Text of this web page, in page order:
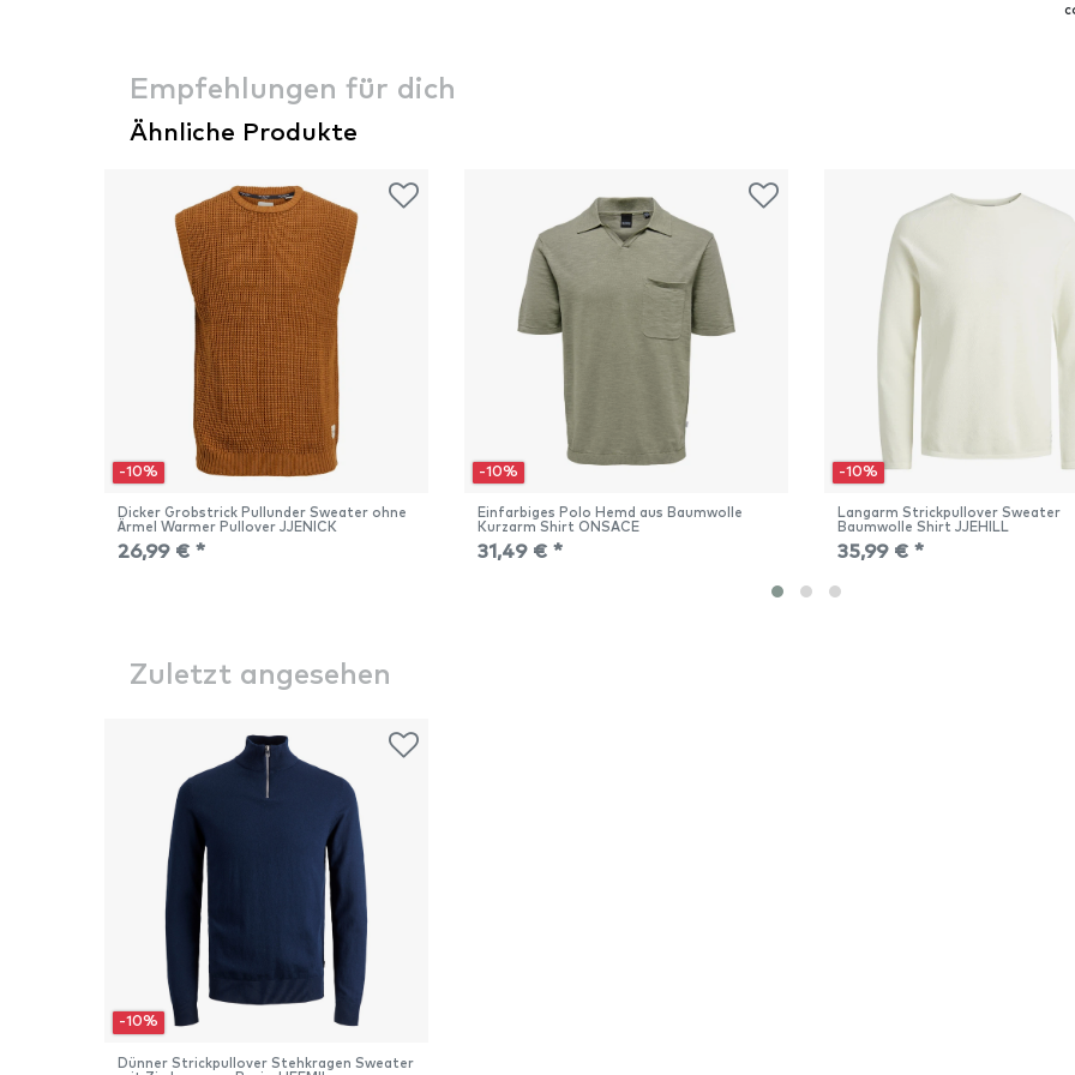
Empfehlungen für dich
Ähnliche Produkte
-10%
Dicker Grobstrick Pullunder Sweater ohne
Ärmel Warmer Pullover JJENICK
26,99 € *
-10%
Einfarbiges Polo Hemd aus Baumwolle
Kurzarm Shirt ONSACE
31,49 € *
-10%
Langarm Strickpullover Sweater
Baumwolle Shirt JJEHILL
35,99 € *
Zuletzt angesehen
-10%
Dünner Strickpullover Stehkragen Sweater